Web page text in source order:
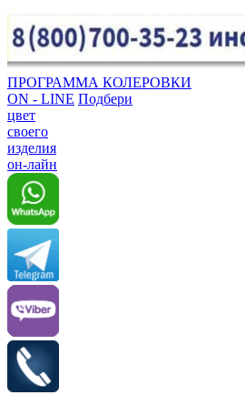
ПРОГРАММА КОЛЕРОВКИ
ON - LINE Подбери
цвет
своего
изделия
он-лайн